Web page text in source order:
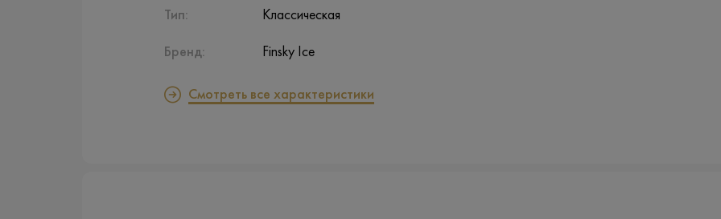
Тип:
Бренд:
Классическая
Finsky Ice
Смотреть все характеристики